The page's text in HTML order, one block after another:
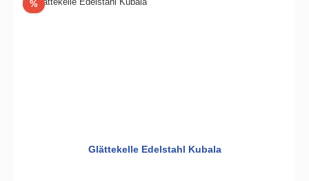
%Rabatt
Glättekelle Edelstahl Kubala